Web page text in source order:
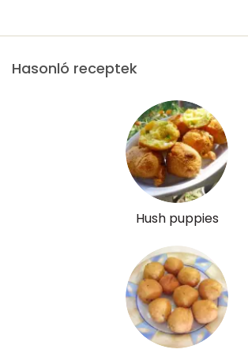
Hasonló receptek
Hush puppies